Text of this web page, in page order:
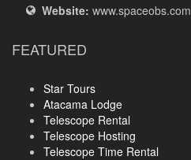
Website: www.spaceobs.com
FEATURED
Star Tours
Atacama Lodge
Telescope Rental
Telescope Hosting
Telescope Time Rental